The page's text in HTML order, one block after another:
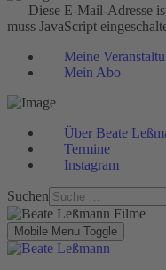
Diese E-Mail-Adresse
muss JavaScript
Meine
Mein Abo
Über Beate
Termine
Instagram
Suchen
Mobile Menu Toggle